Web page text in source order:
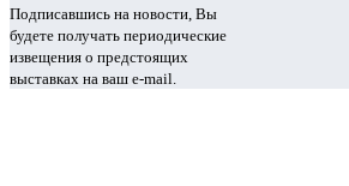
Подписавшись на новости, Вы
будете получать периодические
извещения о предстоящих
выставках на ваш e-mail.